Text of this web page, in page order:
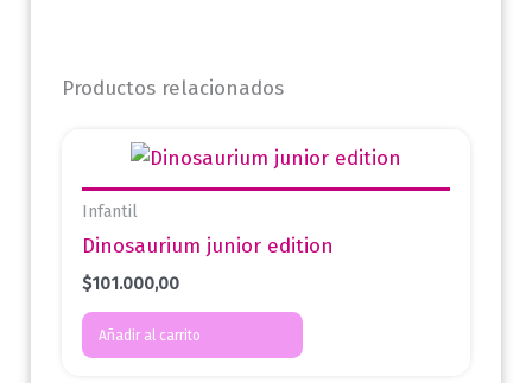
Productos relacionados
Infantil
Dinosaurium junior edition
$101.000,00
Añadir al carrito